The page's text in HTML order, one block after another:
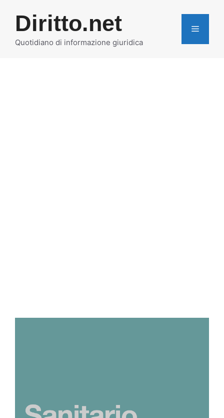
contenuto
Diritto.net
Quotidiano di informazione giuridica
MENU